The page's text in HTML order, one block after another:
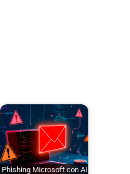
Phishing Microsoft con AI